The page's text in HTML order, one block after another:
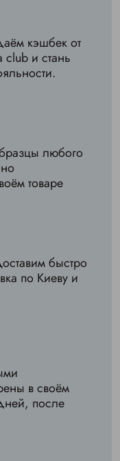
кэшбек от
club и стань
любого
товаре
быстро
по Киеву и
в своём
после